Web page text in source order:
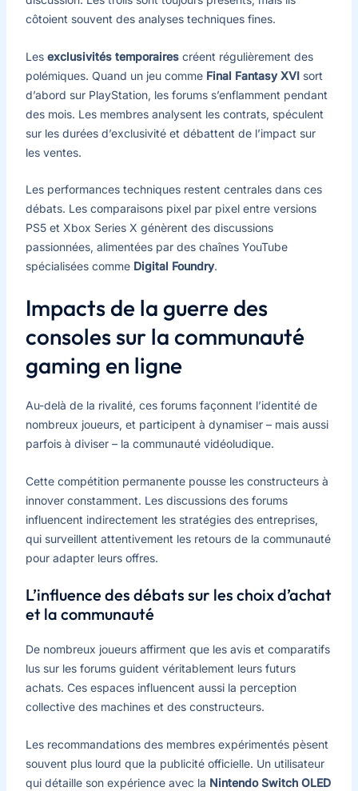
côtoient souvent des analyses techniques fines.
Les exclusivités temporairescréent régulièrement des
polémiques. Quand un jeu comme Final Fantasy XVIsort
d’abord sur PlayStation, les forums s’enflamment pendant
des mois. Les membres analysent les contrats, spéculent
sur les durées d’exclusivité et débattent de l’impact sur
les ventes.
Les performances techniques restent centrales dans ces
débats. Les comparaisons pixel par pixel entre versions
PS5 et Xbox Series X génèrent des discussions
passionnées, alimentées par des chaînes YouTube
spécialisées comme Digital Foundry.
Impacts de la guerre des
consoles sur la communauté
gaming en ligne
Au-delà de la rivalité, ces forums façonnent l’identité de
nombreux joueurs, et participent à dynamiser – mais aussi
parfois à diviser – la communauté vidéoludique.
Cette compétition permanente pousse les constructeurs à
innover constamment. Les discussions des forums
influencent indirectement les stratégies des entreprises,
qui surveillent attentivement les retours de la communauté
pour adapter leurs offres.
L’influence des débats sur les choix d’achat
et la communauté
De nombreux joueurs affirment que les avis et comparatifs
lus sur les forums guident véritablement leurs futurs
achats. Ces espaces influencent aussi la perception
collective des machines et des constructeurs.
Les recommandations des membres expérimentés pèsent
souvent plus lourd que la publicité officielle. Un utilisateur
qui détaille son expérience avec la Nintendo Switch OLED